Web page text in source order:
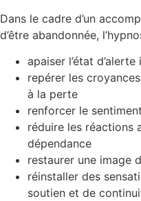
Dans le cadre d’un
d’être abandonnée,
apaiser l’état
repérer les
à la perte
renforcer le
réduire les réactions
dépendance
restaurer une image
réinstaller des
soutien et de